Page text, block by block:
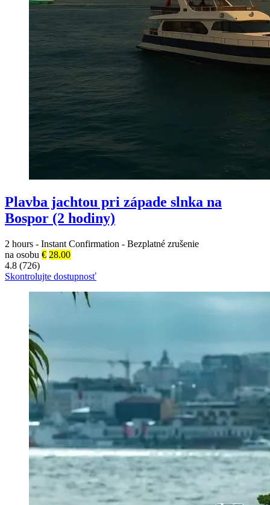
Plavba jachtou pri západe slnka na
Bospor (2 hodiny)
2 hours - Instant Confirmation - Bezplatné zrušenie
na osobu € 28.00
4.8 (726)
Skontrolujte dostupnosť